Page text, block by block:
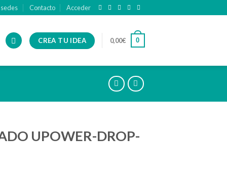
Contacto Acceder
CREA TU IDEA 0,00€ 0
UPOWER-DROP-